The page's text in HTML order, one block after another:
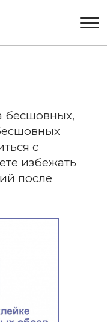
бесшовных,
с
избежать
после